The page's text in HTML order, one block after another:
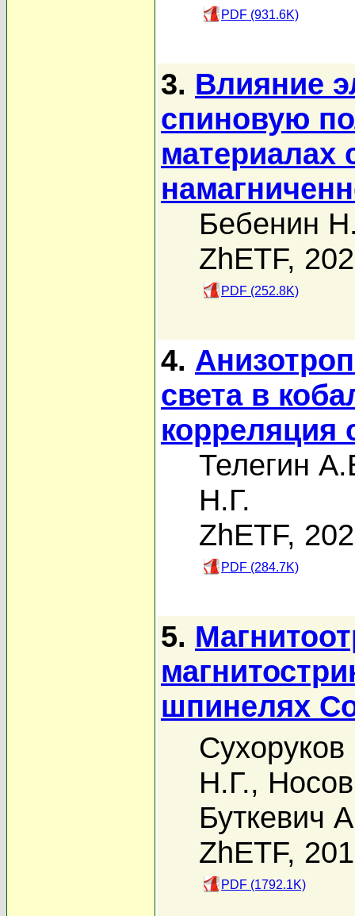
PDF (931.6K)
3. Влияние
спиновую
материалах
Бебенин
ZhETF,
PDF (252.8K)
4.
света в
корреляция
Телегин
Н.Г.
ZhETF,
PDF (284.7K)
5.
шпинелях
Н.Г.,
Буткевич
ZhETF,
PDF (1792.1K)